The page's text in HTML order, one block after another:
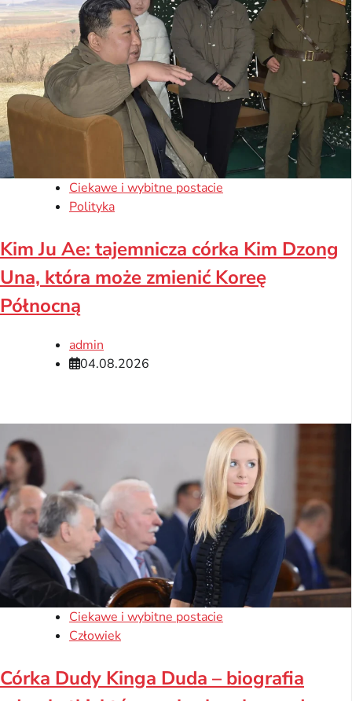
Ciekawe i wybitne postacie
Polityka
Kim Ju Ae: tajemnicza córka Kim Dzong
Una, która może zmienić Koreę
Północną
admin
04.08.2026
Ciekawe i wybitne postacie
Człowiek
Córka Dudy Kinga Duda – biografia